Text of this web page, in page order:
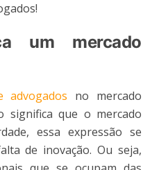
um mercado
advogados no mercado
significa que o mercado
essa expressão se
de inovação. Ou seja,